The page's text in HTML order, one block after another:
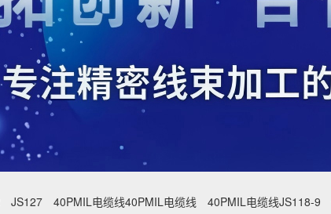
JS127 40PMIL电缆线40PMIL电缆线 40PMIL电缆线JS118-9